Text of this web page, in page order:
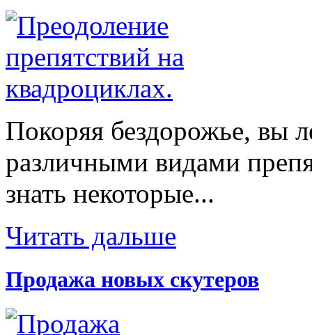
Покоряя бездорожье, вы
различными видами
знать некоторые...
Читать дальше
Продажа новых скутеров